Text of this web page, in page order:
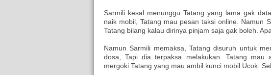
Sarmili kesal menunggu Tatang yang lama gak
naik mobil, Tatang mau pesan taksi online. Namun
Tatang bilang kalau dirinya pinjam saja gak boleh.
Namun Sarmili memaksa, Tatang disuruh untuk
dosa, Tapi dia terpaksa melakukan. Tatang
mergoki Tatang yang mau ambil kunci mobil Ucok.